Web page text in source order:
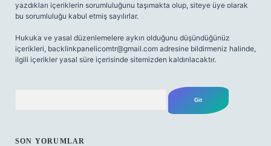
yazdıkları içeriklerin sorumluluğunu taşımakta olup, siteye üye olarak
bu sorumluluğu kabul etmiş sayılırlar.
Hukuka ve yasal düzenlemelere aykırı olduğunu düşündüğünüz
içerikleri, backlinkpanelicomtr@gmail.com adresine bildirmeniz halinde,
ilgili içerikler yasal süre içerisinde sitemizden kaldırılacaktır.
SON YORUMLAR